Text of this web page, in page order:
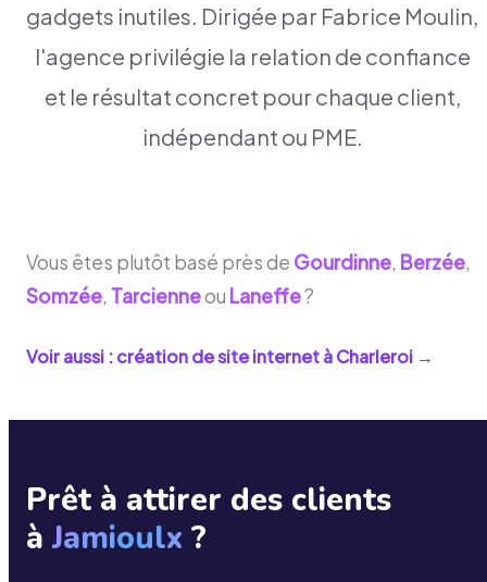
gadgets inutiles. Dirigée par Fabrice Moulin,
l'agence privilégie la relation de confiance
et le résultat concret pour chaque client,
indépendant ou PME.
Vous êtes plutôt basé près de Gourdinne, Berzée,
Somzée, Tarcienneou Laneffe?
Voir aussi : création de site internet àCharleroi →
Prêt à attirer des clients
à Jamioulx ?